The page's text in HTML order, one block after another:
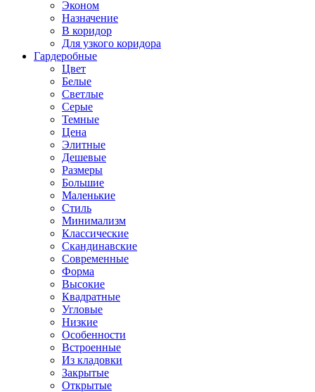
Эконом
Назначение
В коридор
Для узкого коридора
Гардеробные
Цвет
Белые
Светлые
Серые
Темные
Цена
Элитные
Дешевые
Размеры
Большие
Маленькие
Стиль
Минимализм
Классические
Скандинавские
Современные
Форма
Высокие
Квадратные
Угловые
Низкие
Особенности
Встроенные
Из кладовки
Закрытые
Открытые